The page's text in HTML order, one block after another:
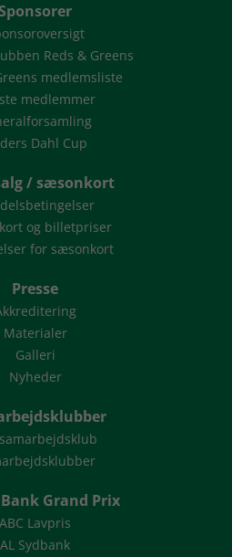
Reds & Greens
medlemsliste
medlemmer
Dahl Cup
/ sæsonkort
og billetpriser
for sæsonkort
Presse
Materialer
Galleri
Nyheder
Grand Prix
ABC Lavpris
AL Sydbank